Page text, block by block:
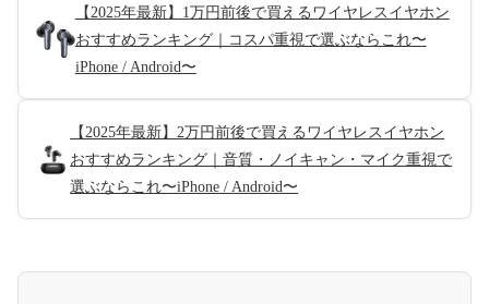
【2025年最新】1万円前後で買えるワイヤレスイヤホン
おすすめランキング｜コスパ重視で選ぶならこれ〜
iPhone / Android〜
【2025年最新】2万円前後で買えるワイヤレスイヤホン
おすすめランキング｜音質・ノイキャン・マイク重視で
選ぶならこれ〜iPhone / Android〜